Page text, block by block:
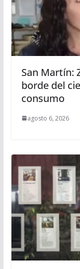
San Martín:
borde del
consumo
agosto 6, 2026